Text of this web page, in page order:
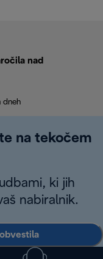
nad
dneh
na tekočem
ki jih
nabiralnik.